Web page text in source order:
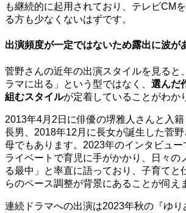
も継続的に起用されており、テレビCM
る方も少なくないはずです。
出演頻度が一定ではないため露出に波が
菅野さんの近年の出演スタイルを見ると
ラマに出る」という型ではなく、 選んだ
組むスタイルが定着していることがわか
2013年4月2日に俳優の堺雅人さんと入
長男、2018年12月に長女が誕生した菅
母でもあります。2023年のインタビュ
ライベートで育児に手がかかり、日々の
る最中」と率直に語っており、子育てと
らのペース調整が背景にあることが伺え
連続ドラマへの出演は2023年秋の『ゆり